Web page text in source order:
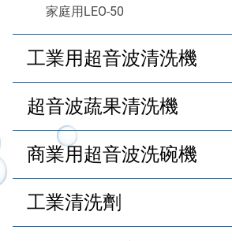
家庭用LEO-50
工業用超音波清洗機
超音波蔬果清洗機
商業用超音波洗碗機
工業清洗劑